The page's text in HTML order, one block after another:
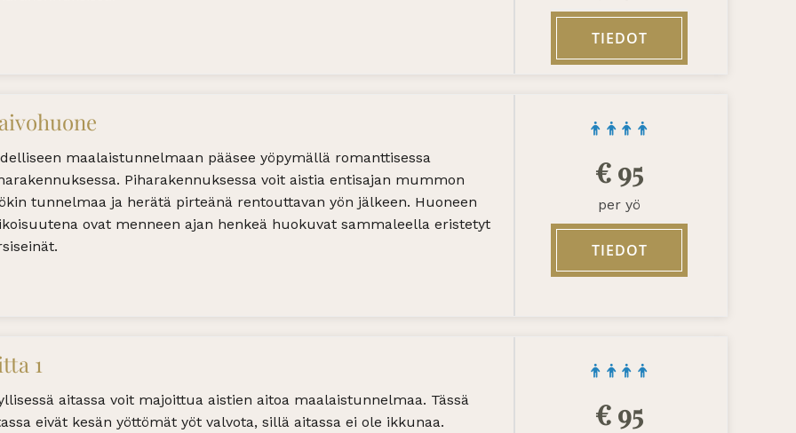
TIEDOT
maalaistunnelmaan pääsee yöpymällä romanttisessa
Piharakennuksessa voit aistia entisajan mummon
tunnelmaa ja herätä pirteänä rentouttavan yön jälkeen. Huoneen
ovat menneen ajan henkeä huokuvat sammaleella eristetyt
€ 95
per yö
TIEDOT
1
aitassa voit majoittua aistien aitoa maalaistunnelmaa. Tässä
eivät kesän yöttömät yöt valvota, sillä aitassa ei ole ikkunaa.
€ 95